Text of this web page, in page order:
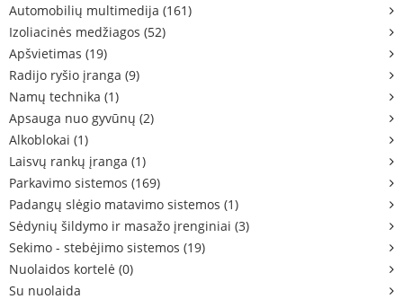
Automobilių multimedija (161)
Izoliacinės medžiagos (52)
Apšvietimas (19)
Radijo ryšio įranga (9)
Namų technika (1)
Apsauga nuo gyvūnų (2)
Alkoblokai (1)
Laisvų rankų įranga (1)
Parkavimo sistemos (169)
Padangų slėgio matavimo sistemos (1)
Sėdynių šildymo ir masažo įrenginiai (3)
Sekimo - stebėjimo sistemos (19)
Nuolaidos kortelė (0)
Su nuolaida